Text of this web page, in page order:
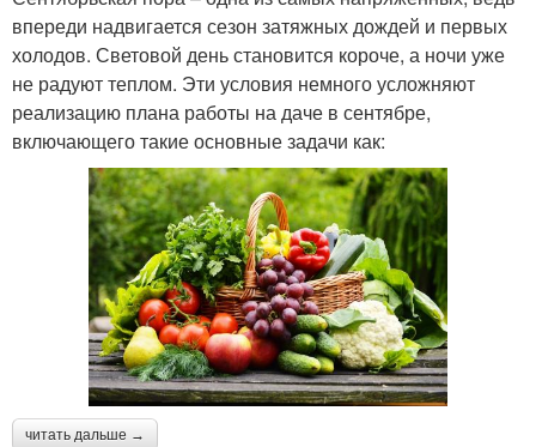
впереди надвигается сезон затяжных дождей и первых
холодов. Световой день становится короче, а ночи уже
не радуют теплом. Эти условия немного усложняют
реализацию плана работы на даче в сентябре,
включающего такие основные задачи как:
читать дальше →